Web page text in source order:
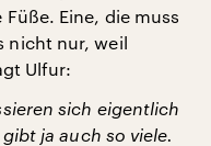
Eine, die muss
nicht nur, weil
Ulfur:
sich eigentlich
ja auch so viele.